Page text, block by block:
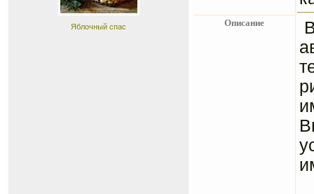
Яблочный спас Описание